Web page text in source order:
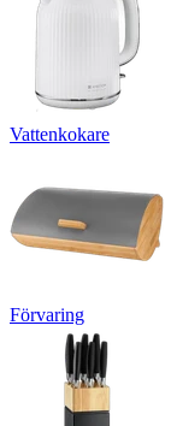
Vattenkokare
Förvaring